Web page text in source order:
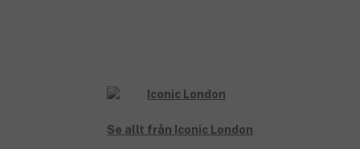
Se allt från Iconic London